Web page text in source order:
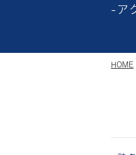
-ア
HOME